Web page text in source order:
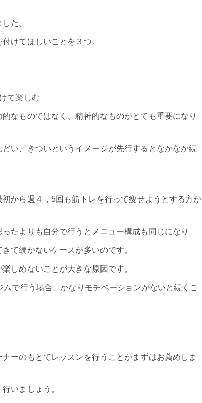
た。
けてほしいことを３つ。
て楽しむ
なものではなく、精神的なものがとても重要になり
い、きついというイメージが先行するとなかなか続
から週４，5回も筋トレを行って痩せようとする方が
たよりも自分で行うとメニュー構成も同じになり
て続かないケースが多いのです。
しめないことが大きな原因です。
で行う場合、かなりモチベーションがないと続くこ
ーのもとでレッスンを行うことがまずはお薦めしま
いましょう。